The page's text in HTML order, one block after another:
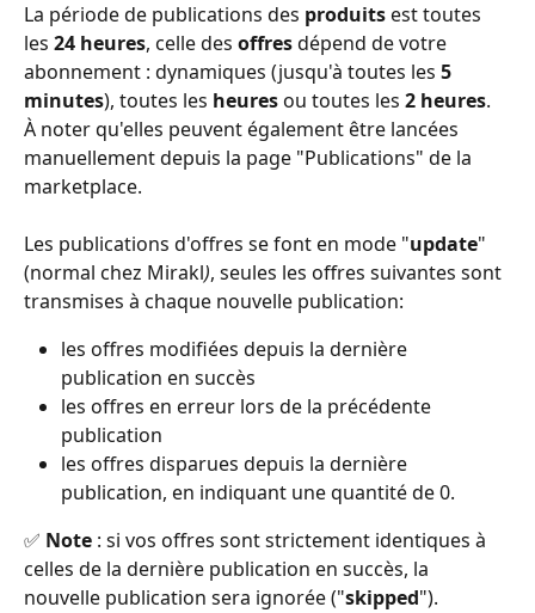
La période de publications des produits est toutes
les 24 heures, celle des offres dépend de votre
abonnement : dynamiques (jusqu'à toutes les 5
minutes), toutes les heures ou toutes les 2 heures.
À noter qu'elles peuvent également être lancées
manuellement depuis la page "Publications" de la
marketplace.
Les publications d'offres se font en mode "update"
(normal chez Mirakl), seules les offres suivantes sont
transmises à chaque nouvelle publication:
les offres modifiées depuis la dernière
publication en succès
les offres en erreur lors de la précédente
publication
les offres disparues depuis la dernière
publication, en indiquant une quantité de 0.
✅ Note : si vos offres sont strictement identiques à
celles de la dernière publication en succès, la
nouvelle publication sera ignorée ("skipped").